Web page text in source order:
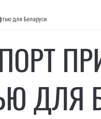
для Беларуси
ДЛЯ